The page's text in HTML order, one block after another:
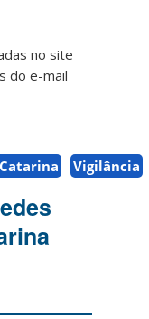
no site
do e-mail
Vigilância